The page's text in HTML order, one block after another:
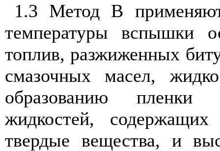
1.3 Метод В
температуры
вспышки
топлив,разжиженных
смазочных
масел,
образованию
пленки
жидкостей, содержащих
твердые вещества, и